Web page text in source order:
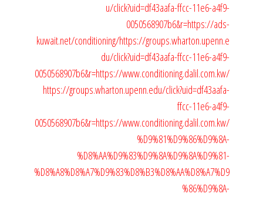
u/click?uid=df43aafa-ffcc-11e6-a4f9-
0050568907b6&r=https://ads-
kuwait.net/conditioning/https://groups.wharton.upenn.e
du/click?uid=df43aafa-ffcc-11e6-a4f9-
0050568907b6&r=https://www.conditioning.dalil.com.kw/
https://groups.wharton.upenn.edu/click?uid=df43aafa-
ffcc-11e6-a4f9-
0050568907b6&r=https://www.conditioning.dalil.com.kw/
%D9%81%D9%86%D9%8A-
%D8%AA%D9%83%D9%8A%D9%8A%D9%81-
%D8%A8%D8%A7%D9%83%D8%B3%D8%AA%D8%A7%D9
%86%D9%8A-